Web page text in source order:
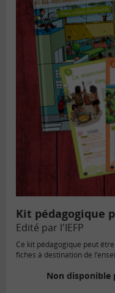
Kit pédagogique
Edité par l'IEFP
Ce kit pédagogique peut
fiches à destination de
Non